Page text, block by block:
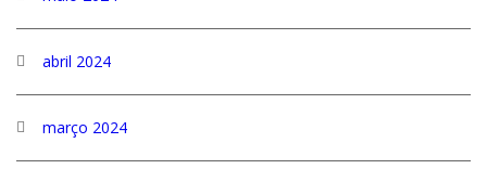
abril 2024
março 2024